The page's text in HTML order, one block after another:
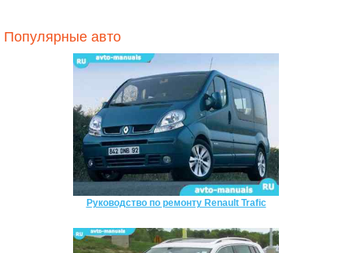
Популярные авто
Руководство по ремонту Renault Trafic